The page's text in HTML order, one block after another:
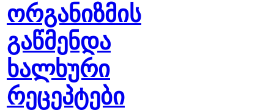
ორგანიზმის
გაწმენდა
ხალხური
რეცეპტები